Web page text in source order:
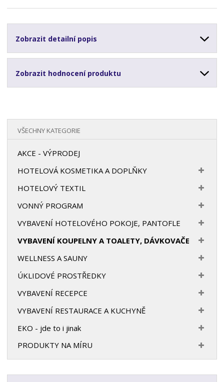
Zobrazit detailní popis
Zobrazit hodnocení produktu
VŠECHNY KATEGORIE
AKCE - VÝPRODEJ
HOTELOVÁ KOSMETIKA A DOPLŇKY
HOTELOVÝ TEXTIL
VONNÝ PROGRAM
VYBAVENÍ HOTELOVÉHO POKOJE, PANTOFLE
VYBAVENÍ KOUPELNY A TOALETY, DÁVKOVAČE
WELLNESS A SAUNY
ÚKLIDOVÉ PROSTŘEDKY
VYBAVENÍ RECEPCE
VYBAVENÍ RESTAURACE A KUCHYNĚ
EKO - jde to i jinak
PRODUKTY NA MÍRU